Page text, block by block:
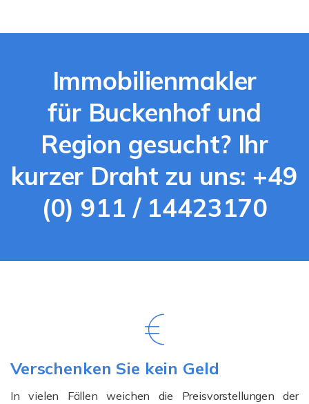
Immobilienmakler
für Buckenhof und
Region gesucht? Ihr
kurzer Draht zu uns: +49
(0) 911 / 14423170
Verschenken Sie kein Geld
In vielen Fällen weichen die Preisvorstellungen der